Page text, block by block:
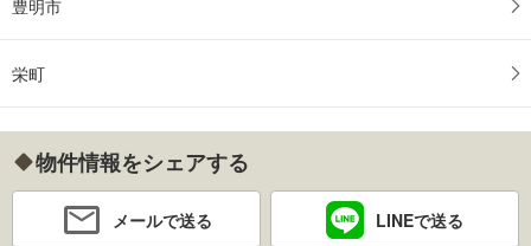
豊明市
栄町
物件情報をシェアする
メールで送る LINEで送る